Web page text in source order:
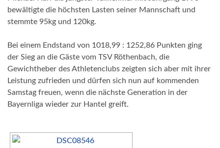
bewältigte die höchsten Lasten seiner Mannschaft und
stemmte 95kg und 120kg.
Bei einem Endstand von 1018,99 : 1252,86 Punkten ging
der Sieg an die Gäste vom TSV Röthenbach, die
Gewichtheber des Athletenclubs zeigten sich aber mit ihrer
Leistung zufrieden und dürfen sich nun auf kommenden
Samstag freuen, wenn die nächste Generation in der
Bayernliga wieder zur Hantel greift.